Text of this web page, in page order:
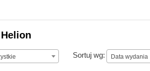
Sortuj wg: Data wydania
Data wydania